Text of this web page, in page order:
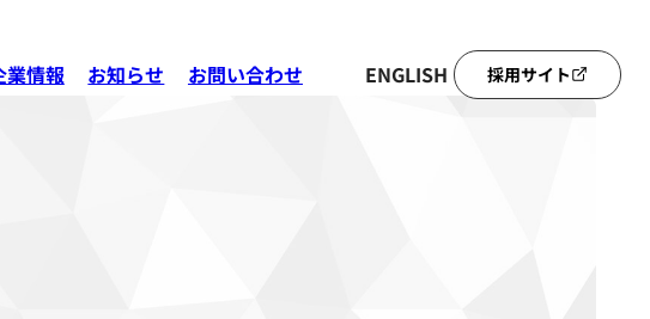
業情報 お知らせ お問い合わせ ENGLISH 採用サイト